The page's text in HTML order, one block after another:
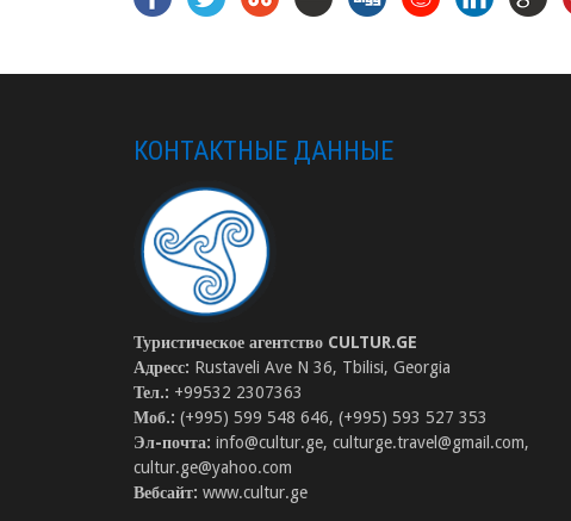
КОНТАКТНЫЕ ДАННЫЕ
Туристическое агентство CULTUR.GE
Адресс: Rustaveli Ave N 36, Tbilisi, Georgia
Тел.: +99532 2307363
Моб.: (+995) 599 548 646, (+995) 593 527 353
Эл-почта: info@cultur.ge, culturge.travel@gmail.com,
cultur.ge@yahoo.com
Вебсайт: www.cultur.ge